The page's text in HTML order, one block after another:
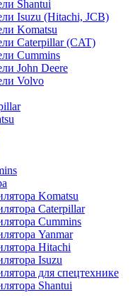
Shantui
Isuzu (Hitachi, JCB)
Komatsu
Caterpillar (CAT)
Cummins
John Deere
Volvo
Komatsu
Caterpillar
Cummins
Yanmar
Hitachi
Isuzu
для спецтехнике
Shantui